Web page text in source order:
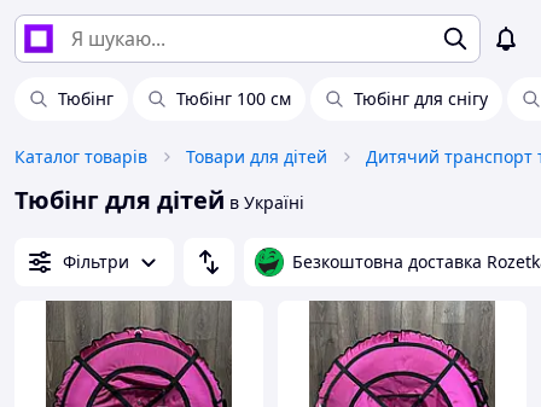
Тюбінг Тюбінг 100 см Тюбінг для снігу
Каталог товарів Товари для дітей Дитячий транспорт
Тюбінг для дітей в Україні
Фільтри Безкоштовна доставка